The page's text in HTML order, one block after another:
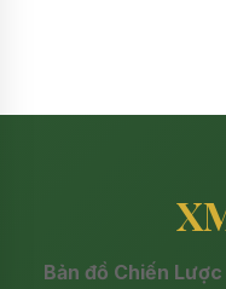
Bản đồ Chiến